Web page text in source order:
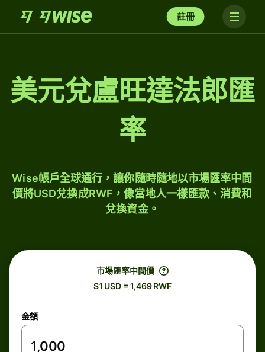
註冊
美元兌盧旺達法郎匯
率
Wise帳戶全球通行，讓你隨時隨地以市場匯率中間
價將USD兌換成RWF，像當地人一樣匯款、消費和
兌換資金。
市場匯率中間價
$1 USD = 1,469 RWF
金額